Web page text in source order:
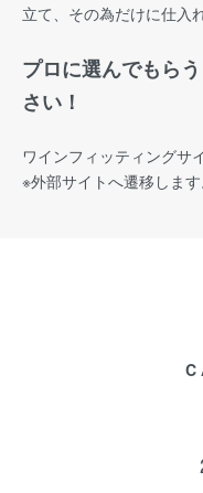
立て、その為だけに仕入
プロに選んでもら
さい！
ワインフィッティングサ
※外部サイトへ遷移します